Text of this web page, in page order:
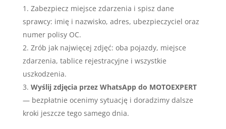
Zabezpiecz miejsce zdarzenia i spisz dane
sprawcy: imię i nazwisko, adres, ubezpieczyciel oraz
numer polisy OC.
Zrób jak najwięcej zdjęć: oba pojazdy, miejsce
zdarzenia, tablice rejestracyjne i wszystkie
uszkodzenia.
Wyślij zdjęcia przez WhatsApp do MOTOEXPERT
— bezpłatnie ocenimy sytuację i doradzimy dalsze
kroki jeszcze tego samego dnia.